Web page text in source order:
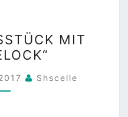
MIT
Shscelle